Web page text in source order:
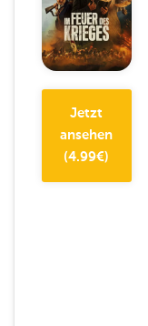
Jetzt
ansehen
(4.99€)